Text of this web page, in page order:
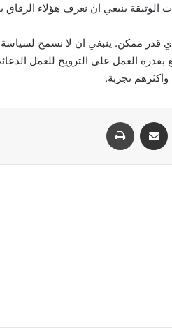
ينبغي ان نعرف هؤلاء الرفاق
قدر ممكن. ينبغي ان لا نسمح لسياسة
العمل على الترويج للعمل
تجربة.
ماسنجر مشاركة عبر البريد